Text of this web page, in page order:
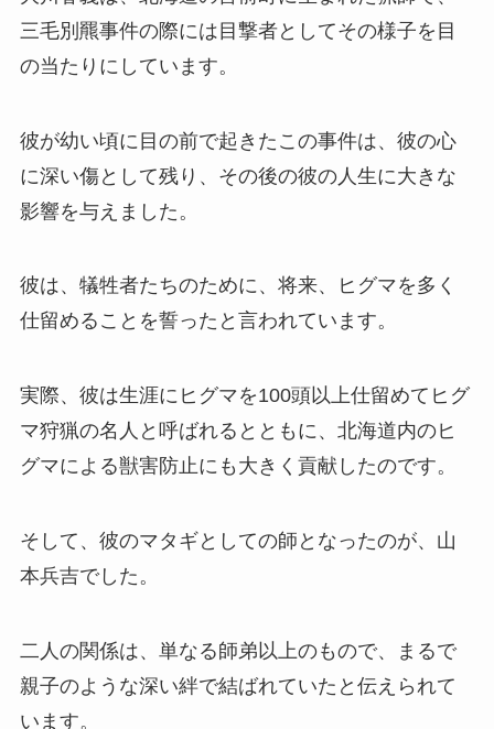
三毛別羆事件の際には目撃者としてその様子を目
の当たりにしています。
彼が幼い頃に目の前で起きたこの事件は、彼の心
に深い傷として残り、その後の彼の人生に大きな
影響を与えました。
彼は、犠牲者たちのために、将来、ヒグマを多く
仕留めることを誓ったと言われています。
実際、彼は生涯にヒグマを100頭以上仕留めてヒグ
マ狩猟の名人と呼ばれるとともに、北海道内のヒ
グマによる獣害防止にも大きく貢献したのです。
そして、彼のマタギとしての師となったのが、山
本兵吉でした。
二人の関係は、単なる師弟以上のもので、まるで
親子のような深い絆で結ばれていたと伝えられて
います。